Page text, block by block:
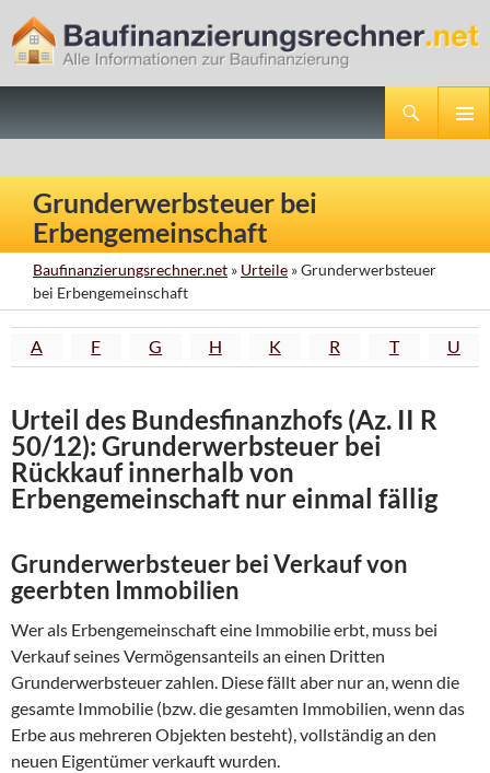
SPRINGEN
Grunderwerbsteuer bei
Erbengemeinschaft
Baufinanzierungsrechner.net » Urteile » Grunderwerbsteuer
bei Erbengemeinschaft
A F G H K R T U
Urteil des Bundesfinanzhofs (Az. II R
50/12): Grunderwerbsteuer bei
Rückkauf innerhalb von
Erbengemeinschaft nur einmal fällig
Grunderwerbsteuer bei Verkauf von
geerbten Immobilien
Wer als Erbengemeinschaft eine Immobilie erbt, muss bei
Verkauf seines Vermögensanteils an einen Dritten
Grunderwerbsteuer zahlen. Diese fällt aber nur an, wenn die
gesamte Immobilie (bzw. die gesamten Immobilien, wenn das
Erbe aus mehreren Objekten besteht), vollständig an den
neuen Eigentümer verkauft wurden.